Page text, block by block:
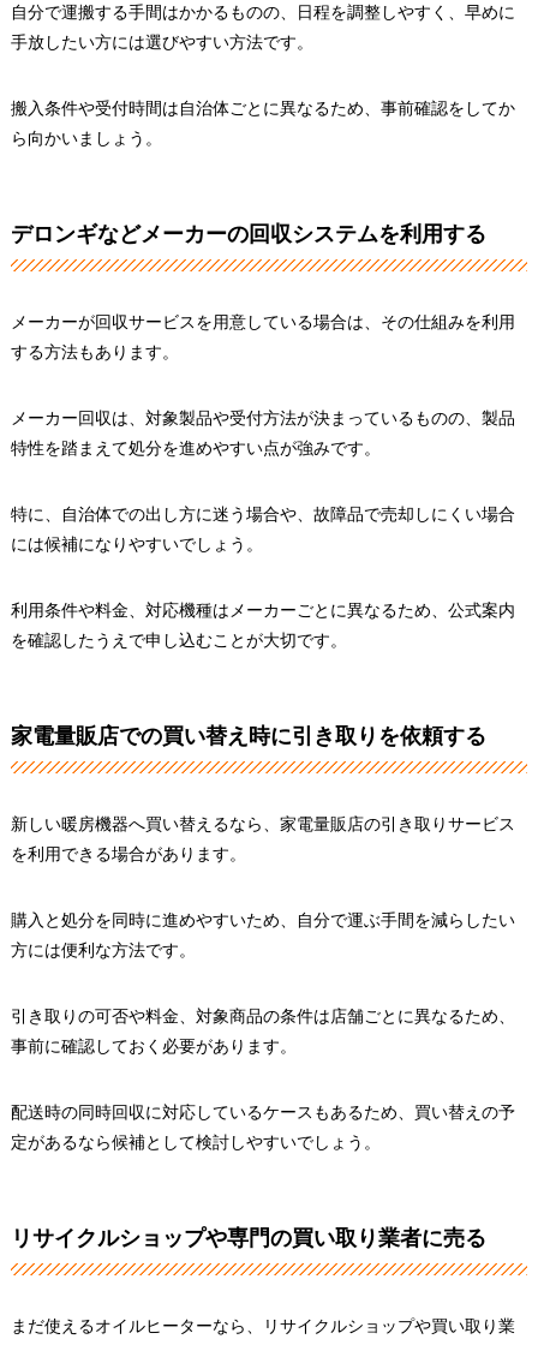
自分で運搬する手間はかかるものの、日程を調整しやすく、早めに
手放したい方には選びやすい方法です。
搬入条件や受付時間は自治体ごとに異なるため、事前確認をしてか
ら向かいましょう。
デロンギなどメーカーの回収システムを利用する
メーカーが回収サービスを用意している場合は、その仕組みを利用
する方法もあります。
メーカー回収は、対象製品や受付方法が決まっているものの、製品
特性を踏まえて処分を進めやすい点が強みです。
特に、自治体での出し方に迷う場合や、故障品で売却しにくい場合
には候補になりやすいでしょう。
利用条件や料金、対応機種はメーカーごとに異なるため、公式案内
を確認したうえで申し込むことが大切です。
家電量販店での買い替え時に引き取りを依頼する
新しい暖房機器へ買い替えるなら、家電量販店の引き取りサービス
を利用できる場合があります。
購入と処分を同時に進めやすいため、自分で運ぶ手間を減らしたい
方には便利な方法です。
引き取りの可否や料金、対象商品の条件は店舗ごとに異なるため、
事前に確認しておく必要があります。
配送時の同時回収に対応しているケースもあるため、買い替えの予
定があるなら候補として検討しやすいでしょう。
リサイクルショップや専門の買い取り業者に売る
まだ使えるオイルヒーターなら、リサイクルショップや買い取り業